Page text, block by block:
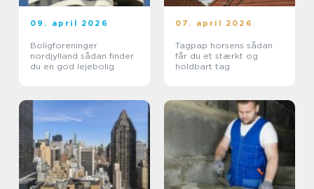
09. april 2026
Boligforeninger
nordjylland sådan finder
du en god lejebolig
07. april 2026
Tagpap horsens sådan
får du et stærkt og
holdbart tag